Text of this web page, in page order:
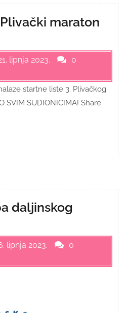
maraton
lipnja 2023.
0
startne liste 3. Plivačkog
SVIM SUDIONICIMA! Share
daljinskog
lipnja 2023.
0